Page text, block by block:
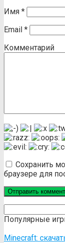
Имя *
Email *
Комментарий
Сохранить
браузере для
Популярные
Minecraft: